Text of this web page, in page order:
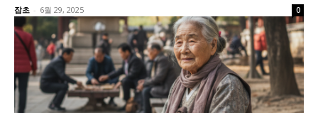
잡초 - 6월 29, 2025 0